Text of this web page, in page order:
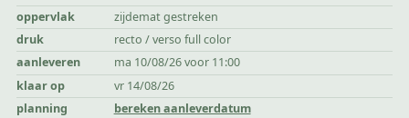
oppervlak
zijdemat gestreken
druk
recto / verso full color
aanleveren
ma 10/08/26 voor 11:00
klaar op
vr 14/08/26
planning
bereken aanleverdatum